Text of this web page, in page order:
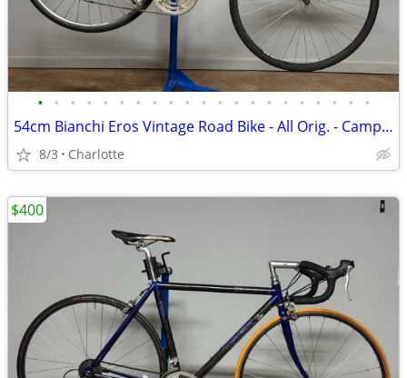
• • • • • • • • • • • • • • • • • • • • •
54cm Bianchi Eros Vintage Road Bike - All Orig. - Campagnolo - Italy
8/3 Charlotte
$400